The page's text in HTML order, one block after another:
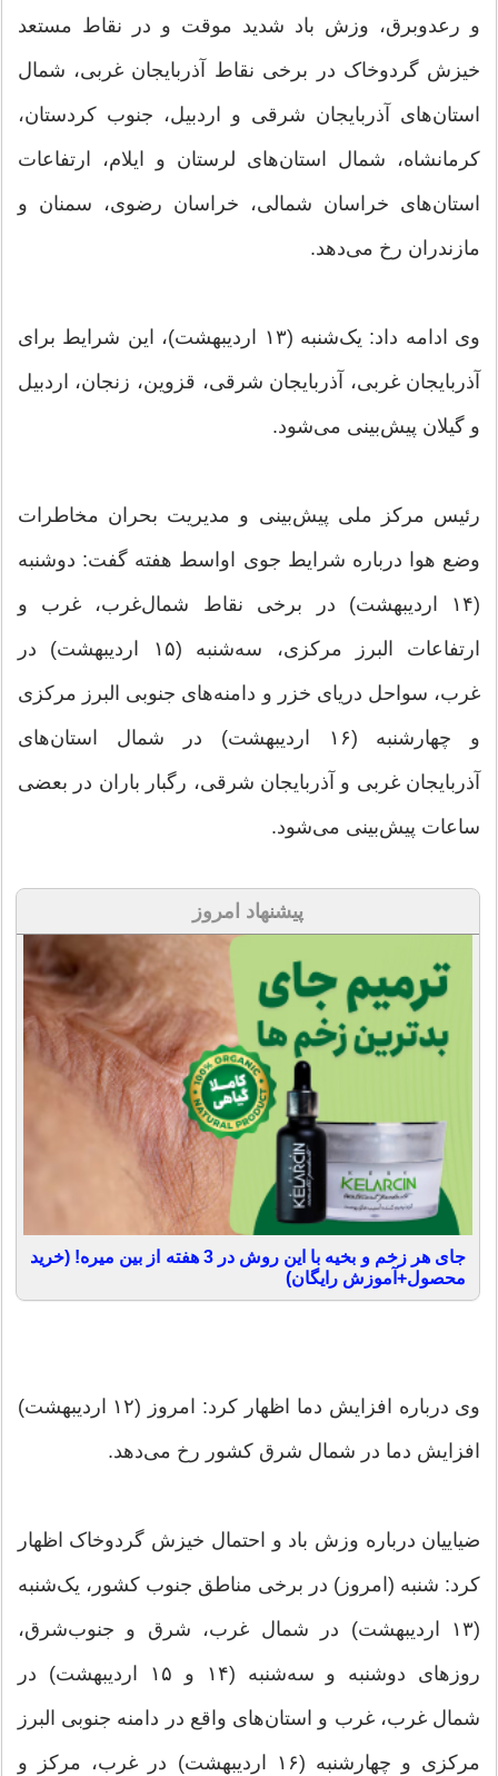
و رعدوبرق، وزش باد شدید موقت و در نقاط مستعد
خیزش گردوخاک در برخی نقاط آذربایجان غربی، شمال
استان‌های آذربایجان شرقی و اردبیل، جنوب کردستان،
کرمانشاه، شمال استان‌های لرستان و ایلام، ارتفاعات
استان‌های خراسان شمالی، خراسان رضوی، سمنان و
مازندران رخ می‌دهد.
وی ادامه داد: یک‌شنبه (۱۳ اردیبهشت)، این شرایط برای
آذربایجان غربی، آذربایجان شرقی، قزوین، زنجان، اردبیل
و گیلان پیش‌بینی می‌شود.
رئیس مرکز ملی پیش‌بینی و مدیریت بحران مخاطرات
وضع هوا درباره شرایط جوی اواسط هفته گفت: دوشنبه
(۱۴ اردیبهشت) در برخی نقاط شمال‌غرب، غرب و
ارتفاعات البرز مرکزی، سه‌شنبه (۱۵ اردیبهشت) در
غرب، سواحل دریای خزر و دامنه‌های جنوبی البرز مرکزی
و چهارشنبه (۱۶ اردیبهشت) در شمال استان‌های
آذربایجان غربی و آذربایجان شرقی، رگبار باران در بعضی
ساعات پیش‌بینی می‌شود.
پیشنهاد امروز
جای هر زخم و بخیه با این روش در 3 هفته از بین میره! (خرید
محصول+آموزش رایگان)
وی درباره افزایش دما اظهار کرد: امروز (۱۲ اردیبهشت)
افزایش دما در شمال‌ شرق کشور رخ می‌دهد.
ضیاییان درباره وزش باد و احتمال خیزش گردوخاک اظهار
کرد: شنبه (امروز) در برخی مناطق جنوب کشور، یک‌شنبه
(۱۳ اردیبهشت) در شمال‌ غرب، شرق و جنوب‌شرق،
روزهای دوشنبه و سه‌شنبه (۱۴ و ۱۵ اردیبهشت) در
شمال‌ غرب، غرب و استان‌های واقع در دامنه جنوبی البرز
مرکزی و چهارشنبه (۱۶ اردیبهشت) در غرب، مرکز و